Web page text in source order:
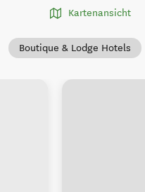
Kartenansicht
Boutique & Lodge Hotels